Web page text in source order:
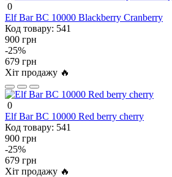
0
Elf Bar BC 10000 Blackberry Cranberry
Код товару: 541
900 грн
-25%
679 грн
Хіт продажу 🔥
0
Elf Bar BC 10000 Red berry cherry
Код товару: 541
900 грн
-25%
679 грн
Хіт продажу 🔥